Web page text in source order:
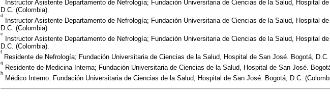
Instructor Asistente Departamento de Nefrología; Fundación Universitaria de Ciencias de la Salud, Hospital
D.C. (Colombia).
d
Instructor Asistente Departamento de Nefrología; Fundación Universitaria de Ciencias de la Salud, Hospital
D.C. (Colombia).
e
Instructor Asistente Departamento de Nefrología; Fundación Universitaria de Ciencias de la Salud, Hospital
D.C. (Colombia).
f
Residente de Nefrología; Fundación Universitaria de Ciencias de la Salud, Hospital de San José. Bogotá, D.C.
g
Residente de Medicina Interna; Fundación Universitaria de Ciencias de la Salud, Hospital de San José.
h
Médico Interno. Fundación Universitaria de Ciencias de la Salud, Hospital de San José. Bogotá, D.C.